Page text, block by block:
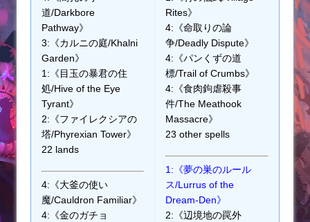
道/Darkbore
Pathway》
3:《カルニの庭/Khalni
Garden》
1:《目玉の暴君の住
処/Hive of the Eye
Tyrant》
2:《ファイレクシアの
塔/Phyrexian Tower》
22 lands
4:《大釜の使い
魔/Cauldron Familiar》
4:《金のガチョ
Rites》
4:《命取りの論
争/Deadly Dispute》
4:《パンくずの道
標/Trail of Crumbs》
4:《食肉鉤虐殺事
件/The Meathook
Massacre》
23 other spells
1:《夢の巣のルール
ス/Lurrus of the
Dream-Den》
2:《辺境地の罠外